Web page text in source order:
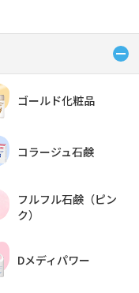
ゴールド化粧品
コラージュ石鹸
フルフル石鹸（ピン
ク）
Dメディパワー